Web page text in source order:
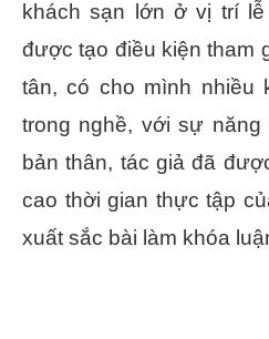
khách sạn lớn ở vị trí
được tạo điều kiện tham
tân, có cho mình nhiều
trong nghề, với sự
bản thân, tác giả đã
cao thời gian thực tập
xuất sắc bài làm khóa